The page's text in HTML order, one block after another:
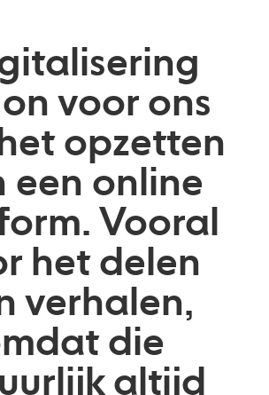
voor ons
opzetten
een online
Vooral
het delen
verhalen,
die
altijd